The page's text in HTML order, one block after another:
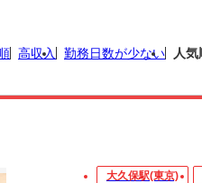
高収入 勤務日数が少ない 人気
大久保駅(東京)